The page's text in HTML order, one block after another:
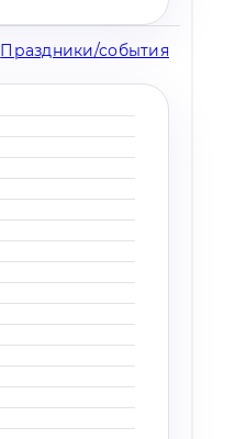
Праздники/события